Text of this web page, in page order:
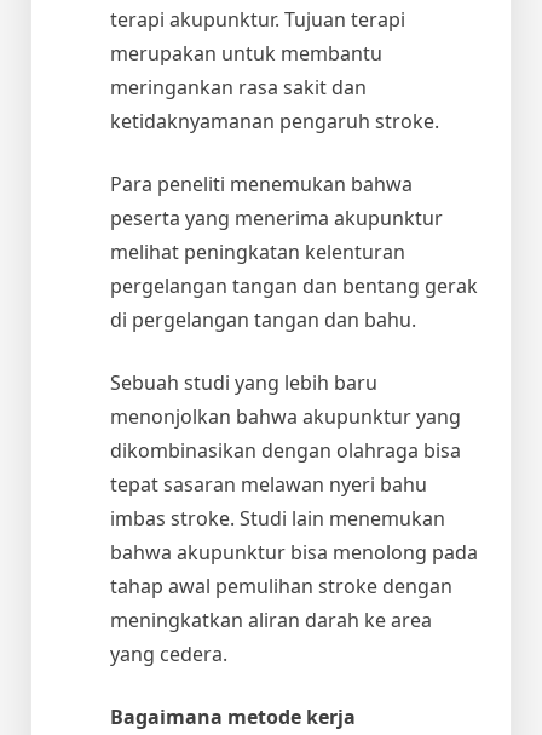
terapi akupunktur. Tujuan terapi
merupakan untuk membantu
meringankan rasa sakit dan
ketidaknyamanan pengaruh stroke.
Para peneliti menemukan bahwa
peserta yang menerima akupunktur
melihat peningkatan kelenturan
pergelangan tangan dan bentang gerak
di pergelangan tangan dan bahu.
Sebuah studi yang lebih baru
menonjolkan bahwa akupunktur yang
dikombinasikan dengan olahraga bisa
tepat sasaran melawan nyeri bahu
imbas stroke. Studi lain menemukan
bahwa akupunktur bisa menolong pada
tahap awal pemulihan stroke dengan
meningkatkan aliran darah ke area
yang cedera.
Bagaimana metode kerja